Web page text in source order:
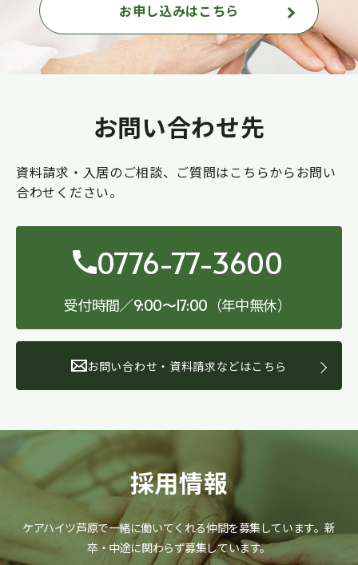
お申し込みはこちら
お問い合わせ先
資料請求・入居のご相談、ご質問はこちらからお問い
合わせください。
0776-77-3600
受付時間／9:00〜17:00 （年中無休）
お問い合わせ・資料請求などはこちら
採用情報
ケアハイツ芦原で一緒に働いてくれる仲間を募集しています。新
卒・中途に関わらず募集しています。